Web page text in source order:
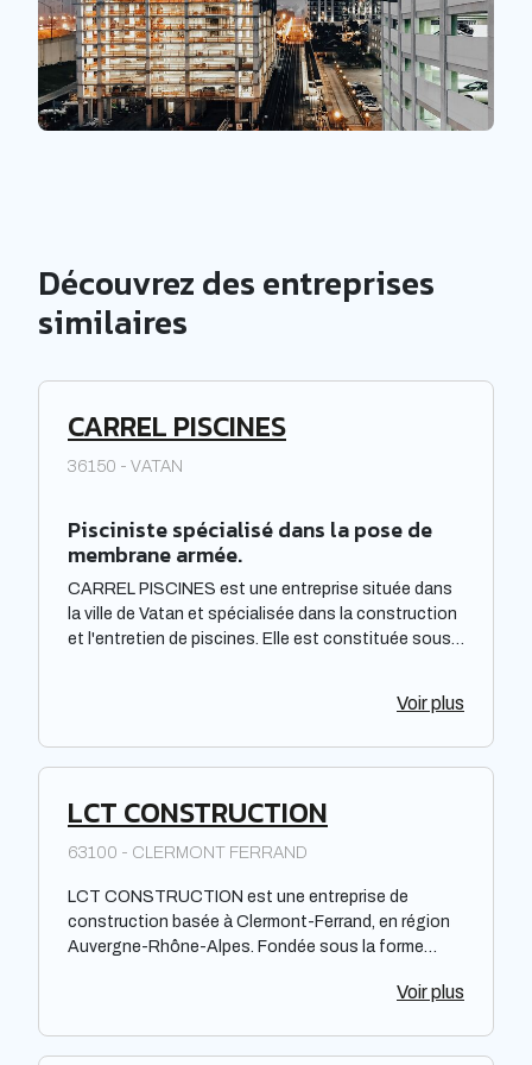
Découvrez des entreprises
similaires
CARREL PISCINES
36150 - VATAN
Pisciniste spécialisé dans la pose de
membrane armée.
CARREL PISCINES est une entreprise située dans
la ville de Vatan et spécialisée dans la construction
et l'entretien de piscines. Elle est constituée sous
elle offre des prestations de qualité pour répondre
disposition de ses clients un savoir-faire et une
Voir plus
LCT CONSTRUCTION
63100 - CLERMONT FERRAND
LCT CONSTRUCTION est une entreprise de
construction basée à Clermont-Ferrand, en région
Auvergne-Rhône-Alpes. Fondée sous la forme
se spécialise dans la réalisation de projets deVoir plus